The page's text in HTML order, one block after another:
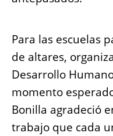
Para las escuelas
de altares,
Desarrollo
momento
Bonilla agradeció
trabajo que cada